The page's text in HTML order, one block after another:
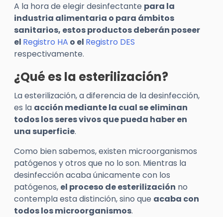
A la hora de elegir desinfectante para la
industria alimentaria o para ámbitos
sanitarios, estos productos deberán poseer
el Registro HA o el Registro DES
respectivamente.
¿Qué es la esterilización?
La esterilización, a diferencia de la desinfección,
es la acción mediante la cual se eliminan
todos los seres vivos que pueda haber en
una superficie.
Como bien sabemos, existen microorganismos
patógenos y otros que no lo son. Mientras la
desinfección acaba únicamente con los
patógenos, el proceso de esterilización no
contempla esta distinción, sino que acaba con
todos los microorganismos.